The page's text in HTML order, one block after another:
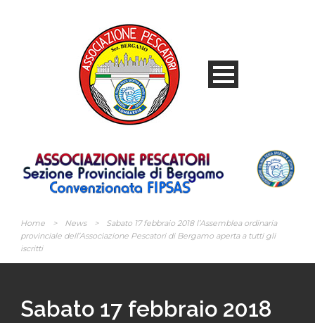
Home > News >
Sabato 17 febbraio 2018 l’Assemblea ordinaria
provinciale dell’Associazione Pescatori di Bergamo aperta a tutti gli
iscritti
Sabato 17 febbraio 2018